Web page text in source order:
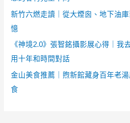
新竹六燃走讀｜從大煙囪、地下油
憶
《神境2.0》張智銘攝影展心得｜我
用十年和時間對話
金山美食推薦｜煦新館藏身百年老
食